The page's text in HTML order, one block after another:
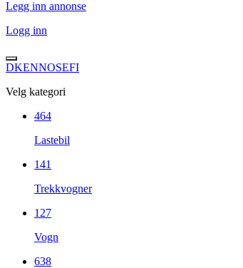
Legg inn annonse
Logg inn
DKENNOSEFI
Velg kategori
464
Lastebil
141
Trekkvogner
127
Vogn
638